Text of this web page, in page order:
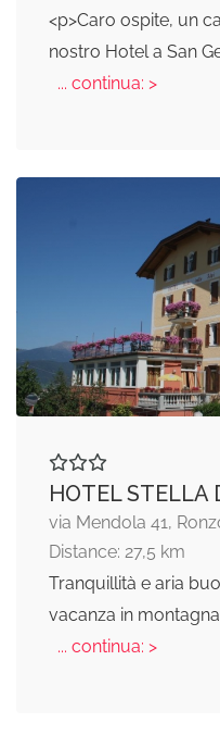
<p>Caro ospite, un
nostro Hotel a San
... continua: >
HOTEL STELLA
via Mendola 41,
Distance: 27,5 km
Tranquillità e aria
vacanza in
... continua: >